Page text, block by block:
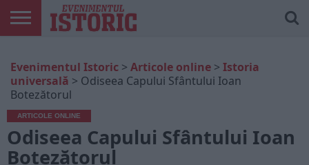
ONLINE
EDIȚII
TIPĂRITE
ISTORIC
PLAY
CONTUL
MEU
Evenimentul Istoric > Articole online > Istoria
universală > Odiseea Capului Sfântului Ioan
Botezătorul
ARTICOLE ONLINE
Odiseea Capului Sfântului Ioan
Botezătorul